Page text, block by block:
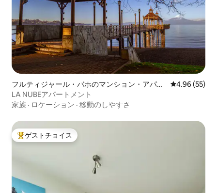
フルティジャール・バホのマンション・アパー
ト
レビュー55
4.96 (55)
LA NUBEアパートメント
家族 · ロケーション · 移動のしやすさ
大好評のゲストチョイスです。
ゲストチョイス